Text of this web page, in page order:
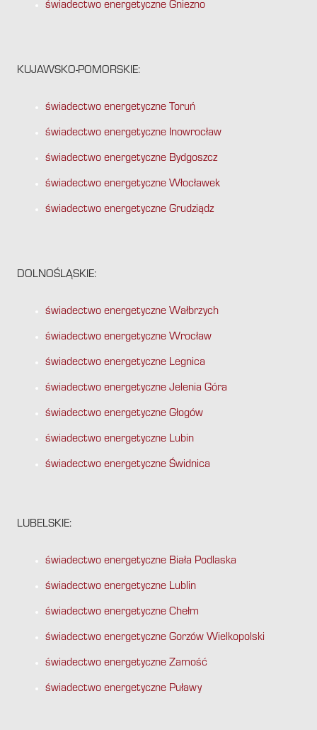
świadectwo energetyczne Gniezno
KUJAWSKO-POMORSKIE:
świadectwo energetyczne Toruń
świadectwo energetyczne Inowrocław
świadectwo energetyczne Bydgoszcz
świadectwo energetyczne Włocławek
świadectwo energetyczne Grudziądz
DOLNOŚLĄSKIE:
świadectwo energetyczne Wałbrzych
świadectwo energetyczne Wrocław
świadectwo energetyczne Legnica
świadectwo energetyczne Jelenia Góra
świadectwo energetyczne Głogów
świadectwo energetyczne Lubin
świadectwo energetyczne Świdnica
LUBELSKIE:
świadectwo energetyczne Biała Podlaska
świadectwo energetyczne Lublin
świadectwo energetyczne Chełm
świadectwo energetyczne Gorzów Wielkopolski
świadectwo energetyczne Zamość
świadectwo energetyczne Puławy